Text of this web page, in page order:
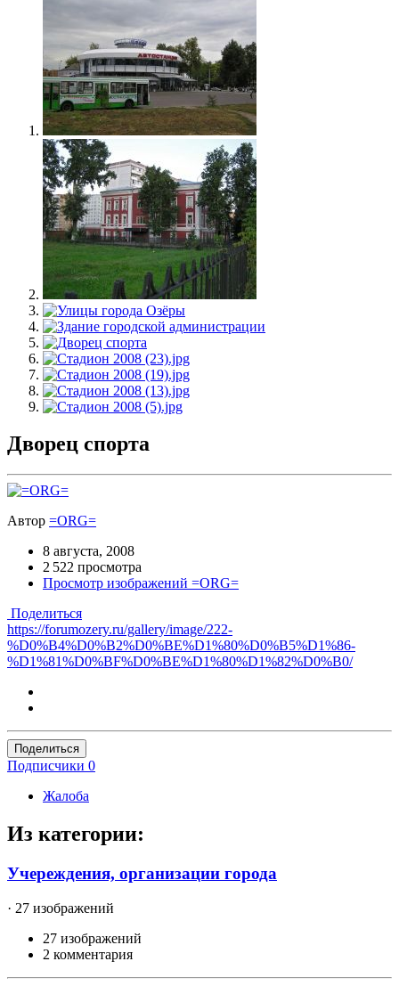
Дворец спорта
Автор =ORG=
8 августа, 2008
2 522 просмотра
Просмотр изображений =ORG=
Поделиться
https://forumozery.ru/gallery/image/222-
%D0%B4%D0%B2%D0%BE%D1%80%D0%B5%D1%86-
%D1%81%D0%BF%D0%BE%D1%80%D1%82%D0%B0/
Поделиться
Подписчики 0
Жалоба
Из категории:
Учереждения, организации города
· 27 изображений
27 изображений
2 комментария